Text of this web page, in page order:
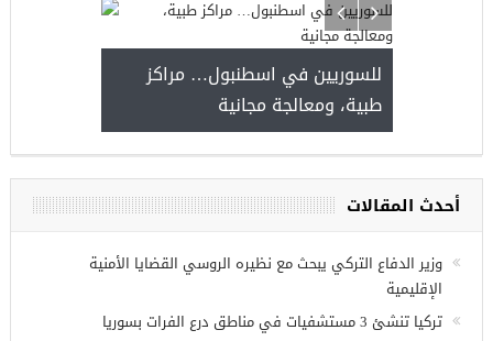
مجموعة فرص عمل للسوريين في
أحدث المقالات